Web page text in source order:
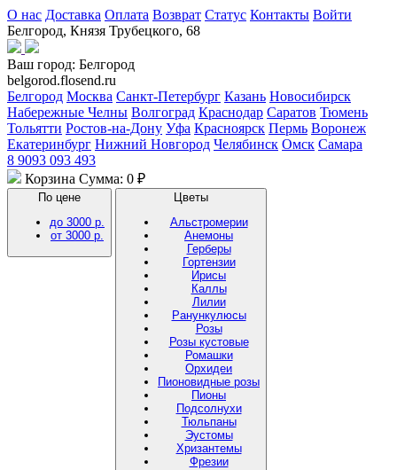
О нас Доставка Оплата Возврат Статус Контакты Войти
Белгород, Князя Трубецкого, 68
Ваш город: Белгород
belgorod.flosend.ru
Белгород Москва Санкт-Петербург Казань Новосибирск
Набережные Челны Волгоград Краснодар Саратов Тюмень
Тольятти Ростов-на-Дону Уфа Красноярск Пермь Воронеж
Екатеринбург Нижний Новгород Челябинск Омск Самара
8 9093 093 493
Корзина Сумма: 0 ₽
По цене
до 3000 р.
от 3000 р.
Цветы
Альстромерии
Анемоны
Герберы
Гортензии
Ирисы
Каллы
Лилии
Ранункулюсы
Розы
Розы кустовые
Ромашки
Орхидеи
Пионовидные розы
Пионы
Подсолнухи
Тюльпаны
Эустомы
Хризантемы
Фрезии